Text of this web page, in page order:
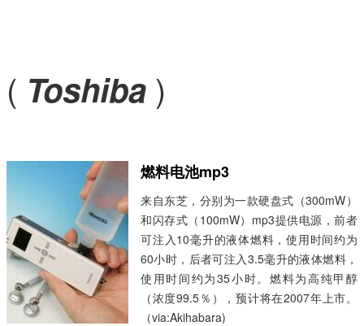
( Toshiba )
燃料电池mp3
来自东芝，分别为一款硬盘式（300mW）
和闪存式（100mW）mp3提供电源，前者
可注入10毫升的液体燃料，使用时间约为
60小时，后者可注入3.5毫升的液体燃料，
使用时间约为35小时。燃料为高纯甲醇
（浓度99.5％），预计将在2007年上市。
（via:Akihabara)